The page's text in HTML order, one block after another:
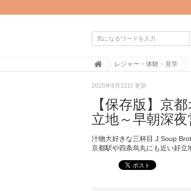
H
e
レジャー・体験・見学
2025年9月12日 更新
【保存版】京
立地～早朝深
汁物大好きな三杯目 J Soup
京都駅や四条烏丸にも近い好立